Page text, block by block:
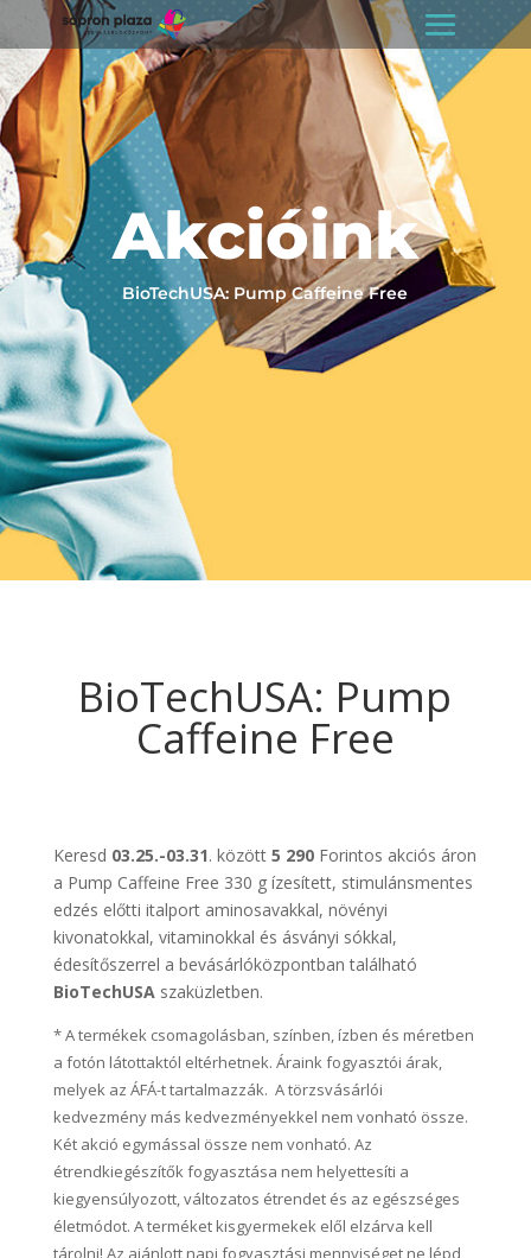
Akcióink
BioTechUSA: Pump Caffeine Free
BioTechUSA: Pump
Caffeine Free
Keresd 03.25.-03.31. között 5 290Forintos akciós áron
a Pump Caffeine Free 330 g ízesített, stimulánsmentes
edzés előtti italport aminosavakkal, növényi
kivonatokkal, vitaminokkal és ásványi sókkal,
édesítőszerrel a bevásárlóközpontban található
BioTechUSAszaküzletben.
* A termékek csomagolásban, színben, ízben és méretben
a fotón látottaktól eltérhetnek. Áraink fogyasztói árak,
melyek az ÁFÁ-t tartalmazzák. A törzsvásárlói
kedvezmény más kedvezményekkel nem vonható össze.
Két akció egymással össze nem vonható. Az
étrendkiegészítők fogyasztása nem helyettesíti a
kiegyensúlyozott, változatos étrendet és az egészséges
életmódot. A terméket kisgyermekek elől elzárva kell
tárolni! Az ajánlott napi fogyasztási mennyiséget ne lépd